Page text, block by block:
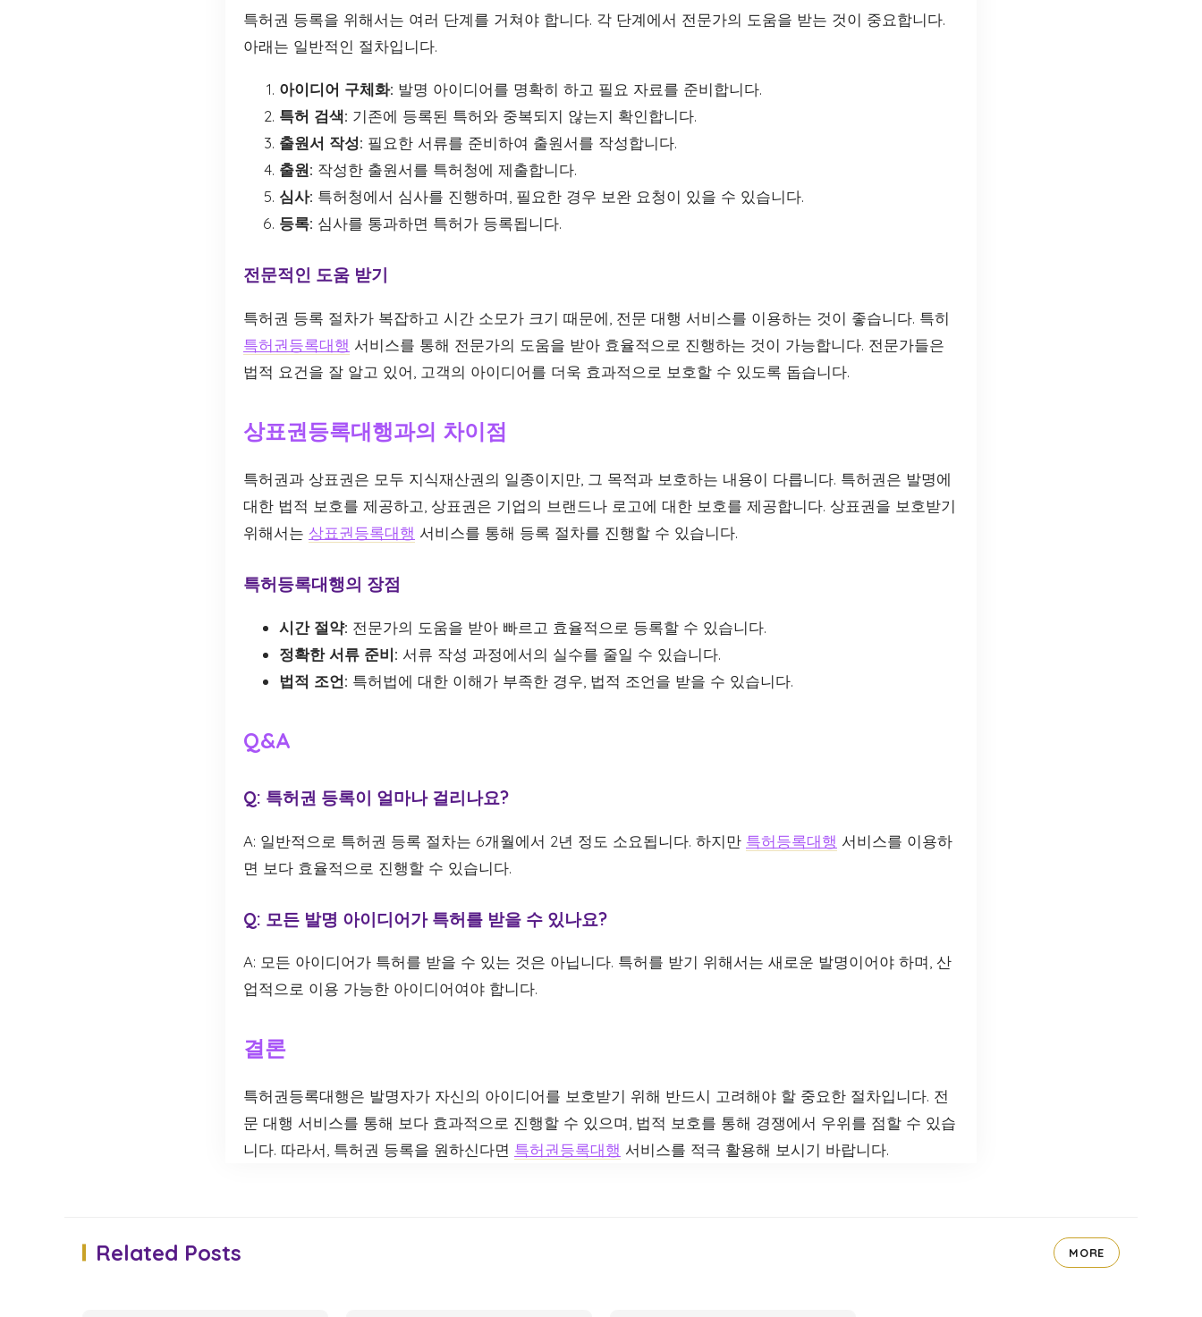
특허권 등록을 위해서는 여러 단계를 거쳐야 합니다. 각 단계에서 전문가의 도움을 받는 것이 중요합니다.
아래는 일반적인 절차입니다.
아이디어 구체화: 발명 아이디어를 명확히 하고 필요 자료를 준비합니다.
특허 검색: 기존에 등록된 특허와 중복되지 않는지 확인합니다.
출원서 작성: 필요한 서류를 준비하여 출원서를 작성합니다.
출원: 작성한 출원서를 특허청에 제출합니다.
심사: 특허청에서 심사를 진행하며, 필요한 경우 보완 요청이 있을 수 있습니다.
등록: 심사를 통과하면 특허가 등록됩니다.
전문적인 도움 받기
특허권 등록 절차가 복잡하고 시간 소모가 크기 때문에, 전문 대행 서비스를 이용하는 것이 좋습니다. 특히
특허권등록대행 서비스를 통해 전문가의 도움을 받아 효율적으로 진행하는 것이 가능합니다. 전문가들은
법적 요건을 잘 알고 있어, 고객의 아이디어를 더욱 효과적으로 보호할 수 있도록 돕습니다.
상표권등록대행과의 차이점
특허권과 상표권은 모두 지식재산권의 일종이지만, 그 목적과 보호하는 내용이 다릅니다. 특허권은 발명에
대한 법적 보호를 제공하고, 상표권은 기업의 브랜드나 로고에 대한 보호를 제공합니다. 상표권을 보호받기
위해서는 상표권등록대행 서비스를 통해 등록 절차를 진행할 수 있습니다.
특허등록대행의 장점
시간 절약: 전문가의 도움을 받아 빠르고 효율적으로 등록할 수 있습니다.
정확한 서류 준비: 서류 작성 과정에서의 실수를 줄일 수 있습니다.
법적 조언: 특허법에 대한 이해가 부족한 경우, 법적 조언을 받을 수 있습니다.
Q&A
Q: 특허권 등록이 얼마나 걸리나요?
A: 일반적으로 특허권 등록 절차는 6개월에서 2년 정도 소요됩니다. 하지만 특허등록대행 서비스를 이용하
면 보다 효율적으로 진행할 수 있습니다.
Q: 모든 발명 아이디어가 특허를 받을 수 있나요?
A: 모든 아이디어가 특허를 받을 수 있는 것은 아닙니다. 특허를 받기 위해서는 새로운 발명이어야 하며, 산
업적으로 이용 가능한 아이디어여야 합니다.
결론
특허권등록대행은 발명자가 자신의 아이디어를 보호받기 위해 반드시 고려해야 할 중요한 절차입니다. 전
문 대행 서비스를 통해 보다 효과적으로 진행할 수 있으며, 법적 보호를 통해 경쟁에서 우위를 점할 수 있습
니다. 따라서, 특허권 등록을 원하신다면 특허권등록대행 서비스를 적극 활용해 보시기 바랍니다.
Related Posts MORE